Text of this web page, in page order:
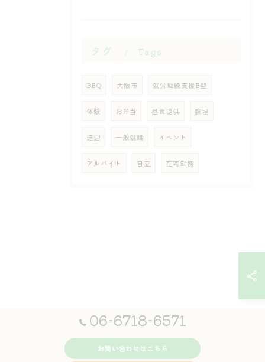
タグ Tags
BBQ 大阪市 就労継続支援B型
体験 お弁当 昼食提供 調理
送迎 一般就職 イベント
アルバイト 自立 在宅勤務
06-6718-6571
お問い合わせはこちら